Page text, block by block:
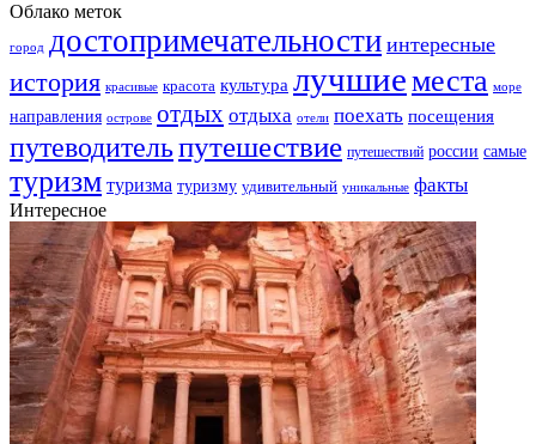
Облако меток
город достопримечательности интересные
история красивые красота культура лучшиеместа море
направления острове отдых отдыха отели поехать посещения
путеводительпутешествие путешествий россии самые
туризм туризма туризму удивительный уникальные факты
Интересное